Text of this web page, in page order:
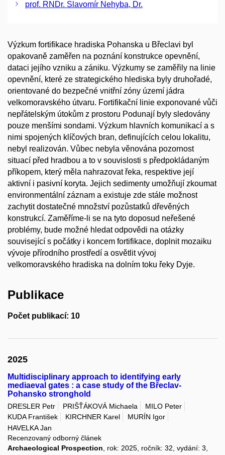
prof. RNDr. Slavomír Nehyba, Dr.
Výzkum fortifikace hradiska Pohanska u Břeclavi byl
opakovaně zaměřen na poznání konstrukce opevnění,
dataci jejího vzniku a zániku. Výzkumy se zaměřily na linie
opevnění, které ze strategického hlediska byly druhořadé,
orientované do bezpečné vnitřní zóny území jádra
velkomoravského útvaru. Fortifikační linie exponované vůči
nepřátelským útokům z prostoru Podunají byly sledovány
pouze menšími sondami. Výzkum hlavních komunikací a s
nimi spojených klíčových bran, definujících celou lokalitu,
nebyl realizován. Vůbec nebyla věnována pozornost
situací před hradbou a to v souvislosti s předpokládaným
příkopem, který měla nahrazovat řeka, respektive její
aktivní i pasivní koryta. Jejich sedimenty umožňují zkoumat
environmentální záznam a existuje zde stále možnost
zachytit dostatečné množství pozůstatků dřevěných
konstrukcí. Zaměříme-li se na tyto doposud neřešené
problémy, bude možné hledat odpovědi na otázky
související s počátky i koncem fortifikace, doplnit mozaiku
vývoje přírodního prostředí a osvětlit vývoj
velkomoravského hradiska na dolním toku řeky Dyje.
Publikace
Počet publikací: 10
2025
Multidisciplinary approach to identifying early
mediaeval gates : a case study of the Břeclav-
Pohansko stronghold
DRESLER Petr PRIŠŤÁKOVÁ Michaela
MILO Peter
KUDA František
KIRCHNER Karel
MURÍN Igor
HAVELKA Jan
Recenzovaný odborný článek
Archaeological Prospection , rok: 2025, ročník: 32, vydání: 3,